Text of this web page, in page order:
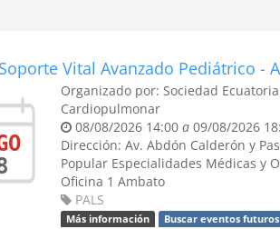
Vital Avanzado Pediátrico -
Organizado por: Sociedad
Cardiopulmonar
08/08/2026 14:00 a 09/08/2026
Dirección: Av. Abdón Calderón y
Popular Especialidades Médicas y
Oficina 1 Ambato
PALS
Más información Buscar eventos futuros